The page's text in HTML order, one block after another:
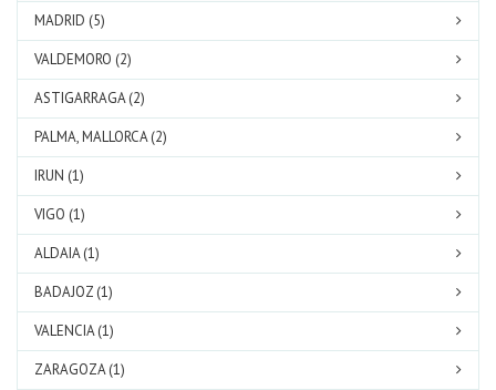
MADRID (5)
VALDEMORO (2)
ASTIGARRAGA (2)
PALMA, MALLORCA (2)
IRUN (1)
VIGO (1)
ALDAIA (1)
BADAJOZ (1)
VALENCIA (1)
ZARAGOZA (1)